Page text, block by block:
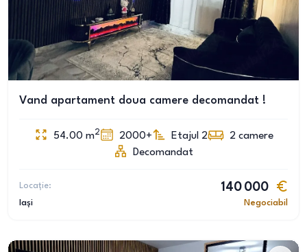
Vand apartament doua camere decomandat !
54.00 m2 2000+ Etajul 2 2 camere
Decomandat
Locație:
Iași
140 000
Negociabil